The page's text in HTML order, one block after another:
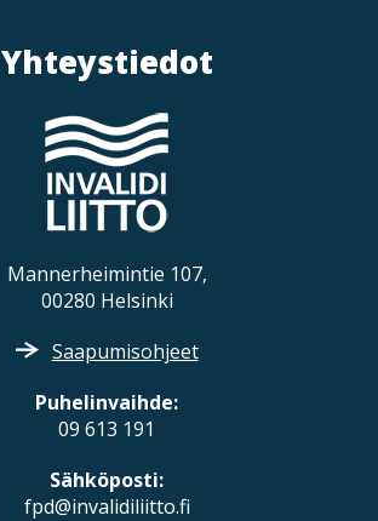
Yhteystiedot
Mannerheimintie 107,
00280 Helsinki
Saapumisohjeet
Puhelinvaihde:
09 613 191
Sähköposti:
fpd@invalidiliitto.fi